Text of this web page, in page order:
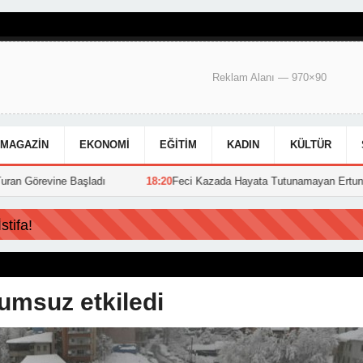
Reklam Alanı — 970×90
MAGAZIN EKONOMI EĞITIM KADIN KÜLTÜR
18:20Feci Kazada Hayata Tutunamayan Ertunç Toprağa Verildi
etkiledi